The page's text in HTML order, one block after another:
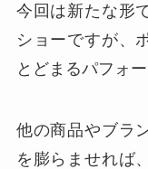
今回は新たな形
ショーですが、
とどまるパフォ
他の商品やブラ
を膨らませれば